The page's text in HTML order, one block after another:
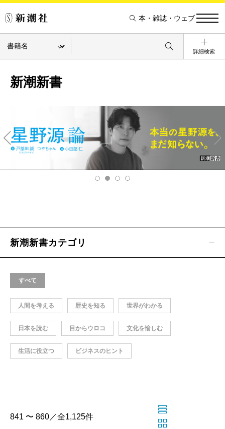
本・雑誌・ウェブ
詳細検索
新潮新書
v
Ne
xt
新潮新書カテゴリ
すべて
人間を考える 歴史を知る 世界がわかる
日本を読む 目からウロコ 文化を愉しむ
生活に役立つ ビジネスのヒント
841 〜 860／全1,125件